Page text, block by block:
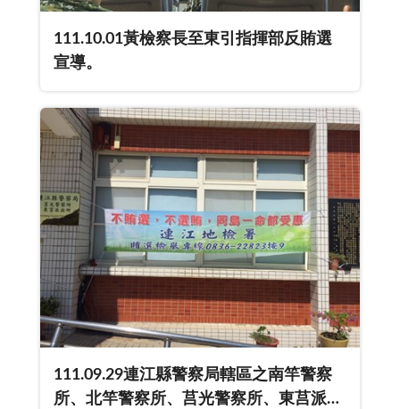
111.10.01黃檢察長至東引指揮部反賄選
宣導。
111.09.29連江縣警察局轄區之南竿警察
所、北竿警察所、莒光警察所、東莒派出